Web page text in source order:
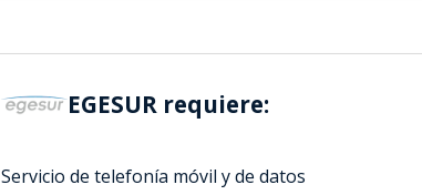
EGESUR requiere:
Servicio de telefonía móvil y de datos